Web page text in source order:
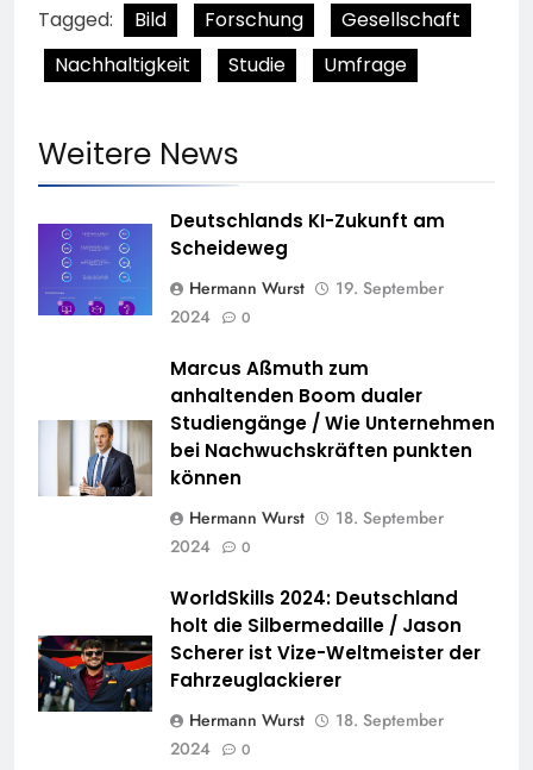
Tagged: Bild Forschung
Gesellschaft
Nachhaltigkeit
Studie Umfrage
Weitere News
Deutschlands KI-Zukunft am
Scheideweg
Hermann Wurst
19. September
2024
0
Marcus Aßmuth zum
anhaltenden Boom dualer
Studiengänge / Wie Unternehmen
bei Nachwuchskräften punkten
können
Hermann Wurst
18. September
2024
0
WorldSkills 2024: Deutschland
holt die Silbermedaille / Jason
Scherer ist Vize-Weltmeister der
Fahrzeuglackierer
Hermann Wurst
18. September
2024
0